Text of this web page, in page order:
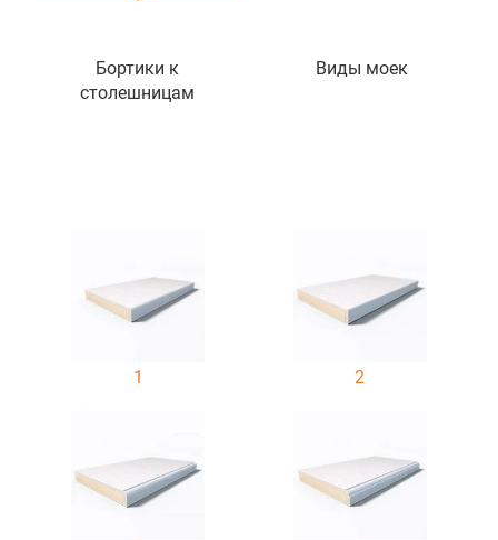
Бортики к
столешницам
Виды моек
1 2